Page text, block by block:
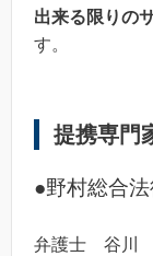
出来る限りの
す。
提携専門
●野村総合
弁護士 谷川